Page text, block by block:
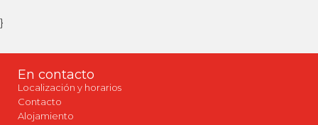
}
En contacto
Localización y horarios
Contacto
Alojamiento